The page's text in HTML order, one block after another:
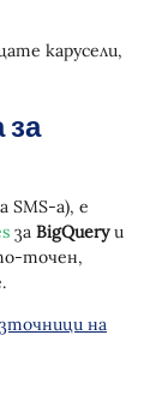
карусели,
за
SMS-а), е
за BigQueryи
точен,
на